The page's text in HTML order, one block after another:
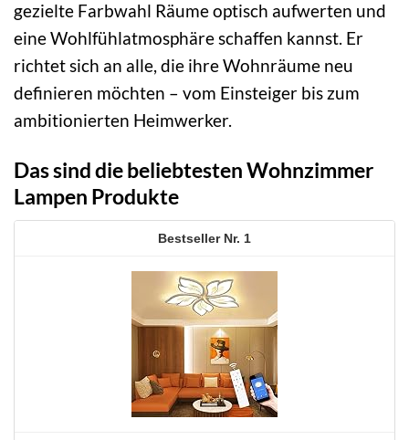
gezielte Farbwahl Räume optisch aufwerten und
eine Wohlfühlatmosphäre schaffen kannst. Er
richtet sich an alle, die ihre Wohnräume neu
definieren möchten – vom Einsteiger bis zum
ambitionierten Heimwerker.
Das sind die beliebtesten Wohnzimmer
Lampen Produkte
1